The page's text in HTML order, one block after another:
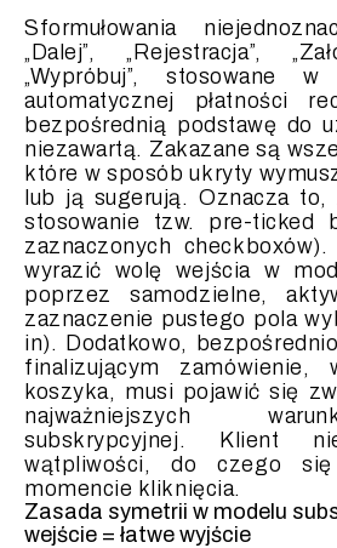
Sformułowania
„Dalej”, „Rejestracja”,
„Wypróbuj”, stosowane w
automatycznej płatności
bezpośrednią podstawę do
niezawartą. Zakazane są
które w sposób ukryty
lub ją sugerują. Oznacza
stosowanie tzw. pre-ticked
zaznaczonych
wyrazić wolę wejścia w
poprzez samodzielne,
zaznaczenie pustego pola
in). Dodatkowo,
finalizującym zamówienie,
koszyka, musi pojawić się
najważniejszych
subskrypcyjnej. Klient
wątpliwości, do czego
momencie kliknięcia.
Zasada symetrii w modelu
wejście = łatwe wyjście